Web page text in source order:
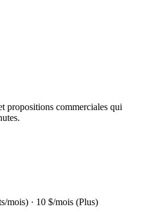
propositions commerciales qui
mois) · 10 $/mois (Plus)